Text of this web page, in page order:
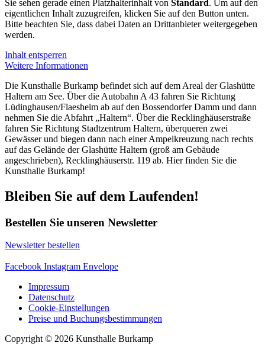
Sie sehen gerade einen Platzhalterinhalt von Standard. Um auf den
eigentlichen Inhalt zuzugreifen, klicken Sie auf den Button unten.
Bitte beachten Sie, dass dabei Daten an Drittanbieter weitergegeben
werden.
Inhalt entsperren
Weitere Informationen
Die Kunsthalle Burkamp befindet sich auf dem Areal der Glashütte
Haltern am See. Über die Autobahn A 43 fahren Sie Richtung
Lüdinghausen/Flaesheim ab auf den Bossendorfer Damm und dann
nehmen Sie die Abfahrt „Haltern“. Über die Recklinghäuserstraße
fahren Sie Richtung Stadtzentrum Haltern, überqueren zwei
Gewässer und biegen dann nach einer Ampelkreuzung nach rechts
auf das Gelände der Glashütte Haltern (groß am Gebäude
angeschrieben), Recklinghäuserstr. 119 ab. Hier finden Sie die
Kunsthalle Burkamp!
Bleiben Sie auf dem Laufenden!
Bestellen Sie unseren Newsletter
Newsletter bestellen
Facebook Instagram Envelope
Impressum
Datenschutz
Cookie-Einstellungen
Preise und Buchungsbestimmungen
Copyright © 2026 Kunsthalle Burkamp